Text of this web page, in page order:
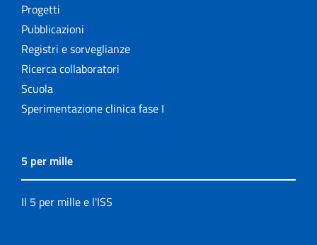
Progetti
Pubblicazioni
Registri e sorveglianze
Ricerca collaboratori
Scuola
Sperimentazione clinica fase I
5 per mille
Il 5 per mille e l'ISS